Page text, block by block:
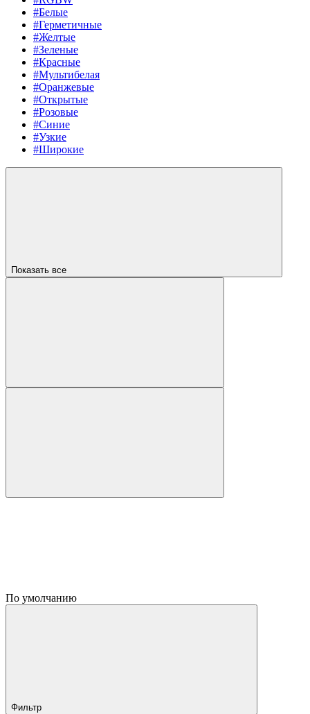
#Белые
#Герметичные
#Желтые
#Зеленые
#Красные
#Мультибелая
#Оранжевые
#Открытые
#Розовые
#Синие
#Узкие
#Широкие
Показать все
По умолчанию
Фильтр